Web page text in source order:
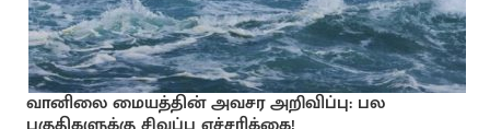
வானிலை மையத்தின் அவசர அறிவிப்பு: பல